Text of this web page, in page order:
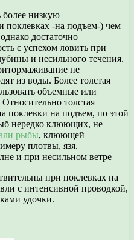
более низкую
поклевках -на подъем-) чем
достаточно
с успехом ловить при
и несильного течения.
не
из воды. Более толстая
объемные или
толстая
поклевки на подъем, по этой
нередко клюющих, не
рыбы, клюющей
плотвы, язя.
и при несильном ветре
при поклевках на
с интенсивной проводкой,
удочки.